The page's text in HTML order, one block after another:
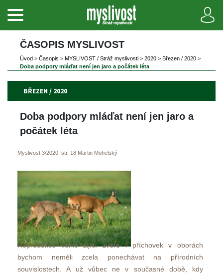
ČASOPIS MYSLIVOST
Úvod > Časopi > MYSLIVOST / Stráž myslivosti > 2020 > Březen / 2020 >
Doba podpory mláďat není jen jaro a počátek léta
BŘEZEN / 2020
Doba podpory mláďat není jen jaro a
počátek léta
Myslivost 3/2020, str. 18 Martin Mohelský
Reprodukce volně žijící zvěře i příchovek v oborách
bychom neměli zcela ponechávat na přírodních
ouvislostech. A už vůbec ne v současné době, kdy